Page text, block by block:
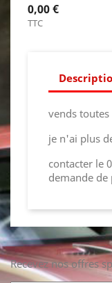
0,00 €
TTC
vends
je n'ai plus
contacter le
demande de
Recevez nos offres